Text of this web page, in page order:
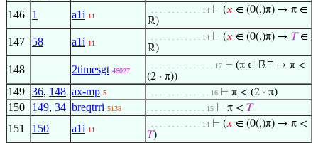
146 1 a1i 11
. . . . . . . . . . . . . 14 ⊢ (𝑥 ∈ (0(,)π) → π ∈
ℝ)
147 58 a1i 11
. . . . . . . . . . . . . 14 ⊢ (𝑥 ∈ (0(,)π) → 𝑇∈
ℝ)
148 2timesgt 46027
. . . . . . . . . . . . . . . . 17 ⊢ (π ∈ ℝ+ → π <
(2 · π))
149 36, 148 ax-mp 5 . . . . . . . . . . . . . . . 16 ⊢ π < (2 · π)
150 149, 34 breqtrri 5138 . . . . . . . . . . . . . . 15 ⊢ π < 𝑇
151 150 a1i 11
. . . . . . . . . . . . . 14 ⊢ (𝑥 ∈ (0(,)π) → π <
𝑇)